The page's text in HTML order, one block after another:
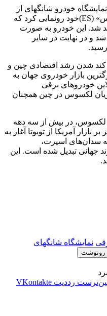
خودرو شانگهای از
نسخه جدیدی از «سدان لوکس ای اس» (ES)خود رونمایی کرد که
شد. این خودرو به صورت
و در نهایت در سایر
کند شدن رشد اقتصادی چین و
بازار خودروی جهان به
خودروهای برقی
لکسوس در چین همچنان
لکسوس، در بیش از سه دهه
آمریکا از تویوتا آغاز به
سدان‌های اسپرت،
جهانی تبدیل شده است. این
نمایشگاه شانگهای
رونوشت
‫رددیت ‫VKontakte